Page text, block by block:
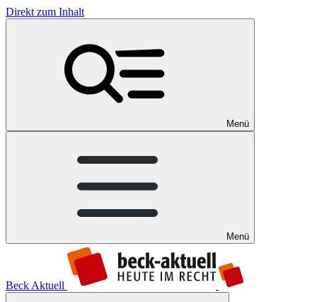
Direkt zum Inhalt
Menü
Menü
Beck Aktuell